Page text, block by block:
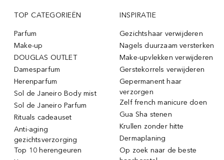
TOP CATEGORIEËN
Parfum
Make-up
DOUGLAS OUTLET
Damesparfum
Herenparfum
Sol de Janeiro Body mist
Sol de Janeiro Parfum
Rituals cadeauset
Anti-aging
gezichtsverzorging
Top 10 herengeuren
INSPIRATIE
Gezichtshaar verwijderen
Nagels duurzaam versterken
Make-upvlekken verwijderen
Gerstekorrels verwijderen
Gepermanent haar
verzorgen
Zelf french manicure doen
Gua Sha stenen
Krullen zonder hitte
Dermaplaning
Op zoek naar de beste